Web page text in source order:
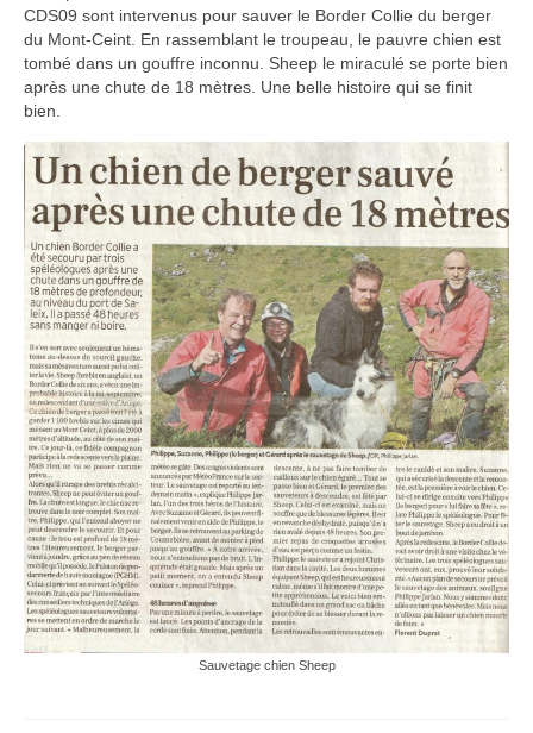
Commissions
La commission SSF
La commission EDSC
La commission WEB
La commission scientifique / environnement
Partenaires
Partenaires privilégiés
Pratiquer
Pratiquer la spéléo en Ariège
Préparer sa sortie Spéléo
Charte déontologique du spéléologue
Charte déontologique du Canyon
Les professionnels du 09
CDS09 sont intervenus pour sauver le Border Collie du berger
du Mont-Ceint. En rassemblant le troupeau, le pauvre chien est
tombé dans un gouffre inconnu. Sheep le miraculé se porte bien
après une chute de 18 mètres. Une belle histoire qui se finit
bien.
Sauvetage chien Sheep